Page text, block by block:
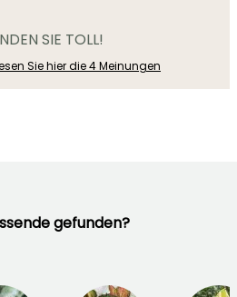
SIE TOLL!
Sie hier die 4 Meinungen
gefunden?